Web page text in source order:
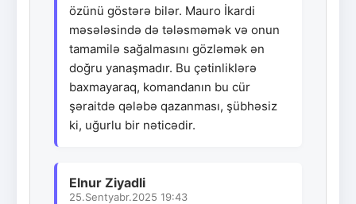
özünü göstərə bilər. Mauro İkardi
məsələsində də tələsməmək və onun
tamamilə sağalmasını gözləmək ən
doğru yanaşmadır. Bu çətinliklərə
baxmayaraq, komandanın bu cür
şəraitdə qələbə qazanması, şübhəsiz
ki, uğurlu bir nəticədir.
Elnur Ziyadli
25.Sentyabr.2025 19:43